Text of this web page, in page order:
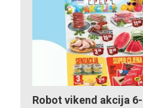
Robot vikend akcija